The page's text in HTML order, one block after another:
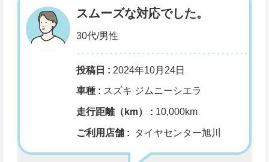
スムーズな対応でした。
30代/男性
投稿日 : 2024年10月24日
車種 : スズキ ジムニーシエラ
走行距離（km） : 10,000km
ご利用店舗 : タイヤセンター旭川